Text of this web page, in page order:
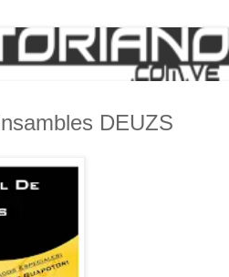
DEUZS